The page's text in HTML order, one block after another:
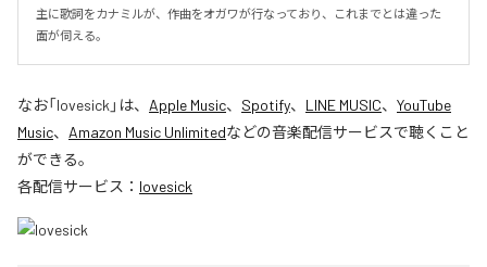
主に歌詞をカナミルが、作曲をオガワが行なっており、これまでとは違った
面が伺える。
なお「lovesick 」は、 Apple Music、 Spotify、 LINE MUSIC、 YouTube
Music、 Amazon Music Unlimitedなどの音楽配信サービスで聴くこと
ができる。
各配信サービス： lovesick